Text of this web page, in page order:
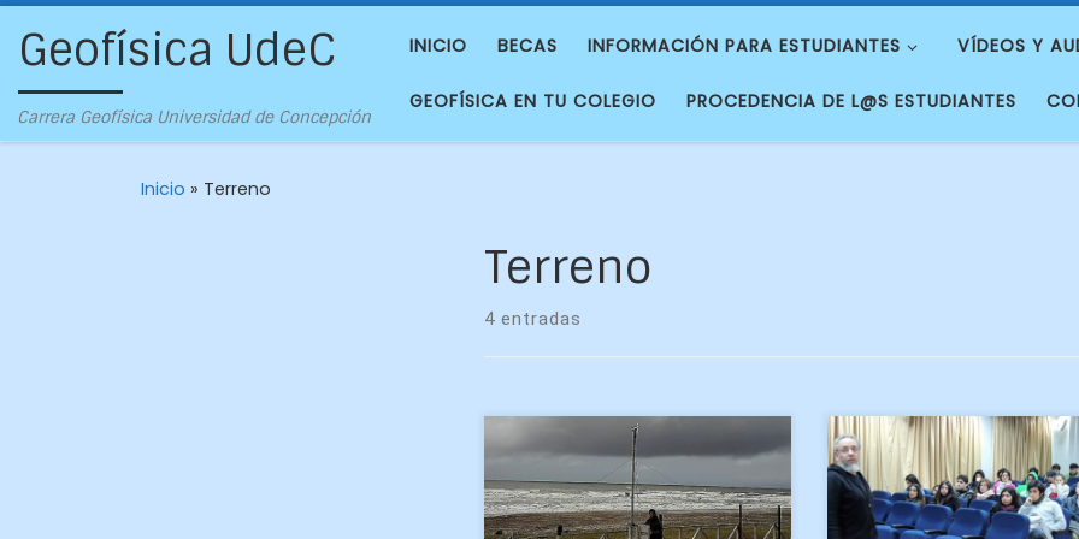
Geofísica UdeC
Carrera Geofísica Universidad de Concepción
INICIO BECAS INFORMACIÓN PARA ESTUDIANTES VÍDEOS Y
GEOFÍSICA EN TU COLEGIO PROCEDENCIA DE L@S ESTUDIANTES
Inicio » Terreno
Terreno
4 entradas
Los y las estudiantes de
Geofísica Observacional, de la
sección Atmósfera, realizaron
una campaña de mediciones
Decenas de
participaron
trascendental charla
para salidas a